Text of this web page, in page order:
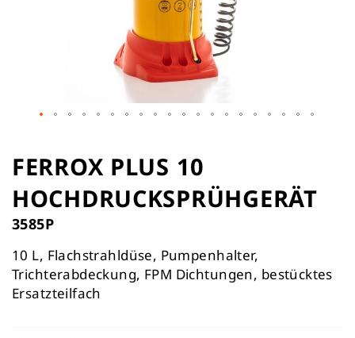
Anfang
der
Bildergalerie
springen
FERROX PLUS 10
HOCHDRUCKSPRÜHGERÄT
3585P
10 L, Flachstrahldüse, Pumpenhalter,
Trichterabdeckung, FPM Dichtungen, bestücktes
Ersatzteilfach